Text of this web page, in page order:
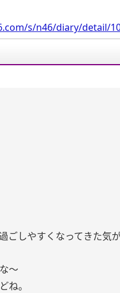
s/n46/diary/detail/
ごしやすくなってきた気
〜
ね。